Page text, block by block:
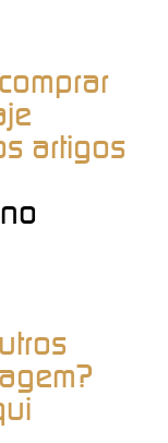
artigos